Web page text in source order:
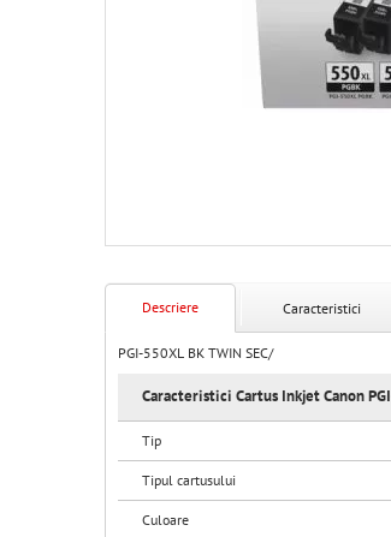
Descriere Caracteristici
PGI-550XL BK TWIN SEC/
Caracteristici Cartus Inkjet Canon
Tip
Tipul cartusului
Culoare